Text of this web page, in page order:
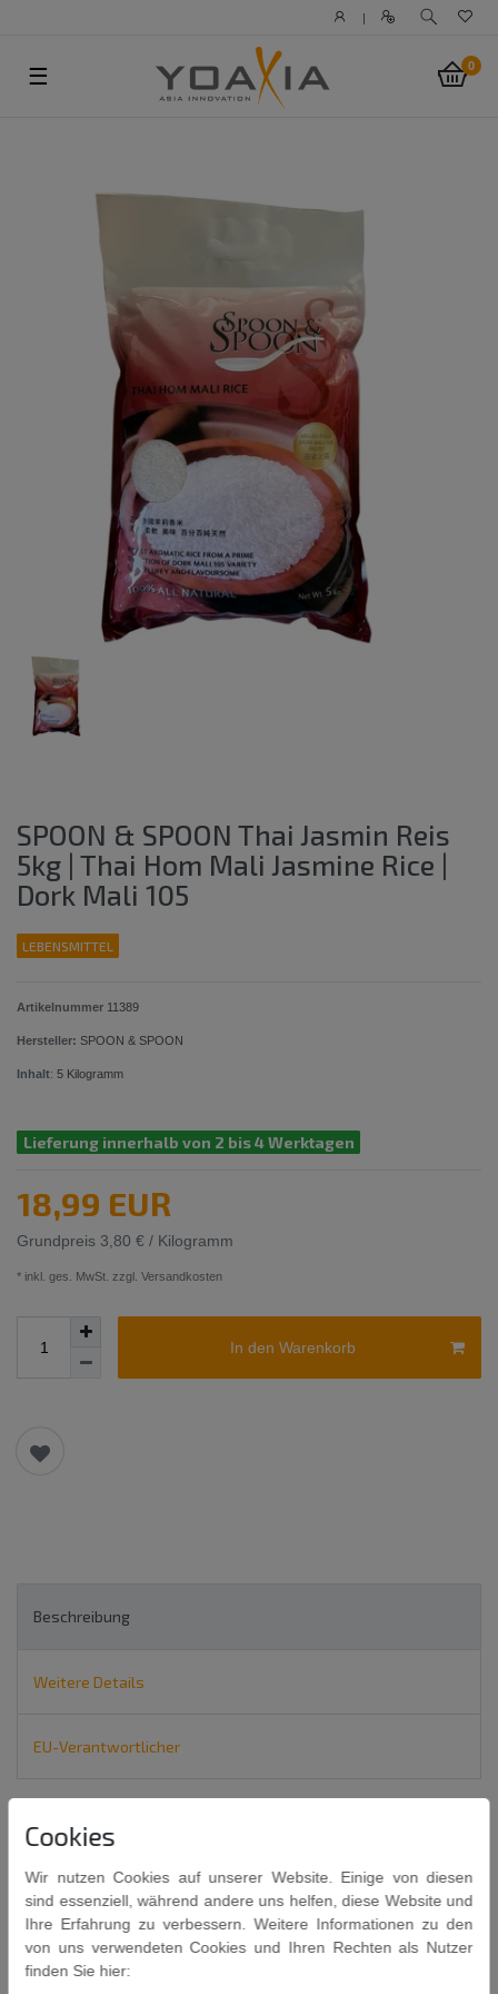
|
0
☰
SPOON & SPOON Thai Jasmin Reis
5kg | Thai Hom Mali Jasmine Rice |
Dork Mali 105
LEBENSMITTEL
Artikelnummer 11389
Hersteller: SPOON & SPOON
Inhalt: 5 Kilogramm
Lieferung innerhalb von 2 bis 4 Werktagen
18,99 EUR
Grundpreis 3,80 € / Kilogramm
* inkl. ges. MwSt. zzgl. Versandkosten
In den Warenkorb
Beschreibung
Weitere Details
EU-Verantwortlicher
THAI HOM MALI RICE
SPOON & SPOON®
Jasmin-Reis wird auch als "Duftreis" bezeichnet, da er beim
Kochen angenehm nach Jasmin riecht.
Cookies
Wir nutzen Cookies auf unserer Website. Einige von diesen
sind essenziell, während andere uns helfen, diese Website und
Ihre Erfahrung zu verbessern. Weitere Informationen zu den
von uns verwendeten Cookies und Ihren Rechten als Nutzer
finden Sie hier: